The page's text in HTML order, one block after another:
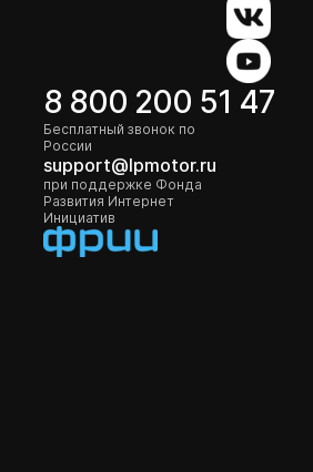
8 800 200 51 47
Бесплатный звонок по
России
support@lpmotor.ru
при поддержке Фонда
Развития Интернет
Инициатив